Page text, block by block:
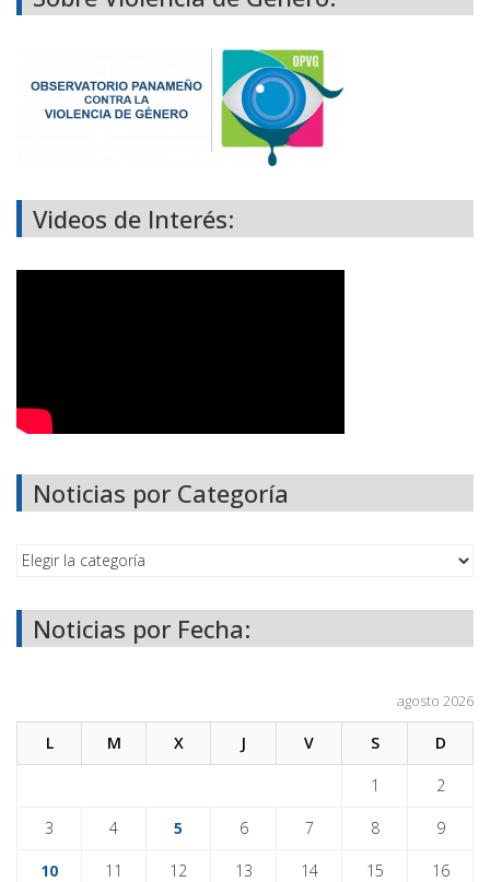
Videos de Interés:
Noticias por Categoría
Noticias por Fecha:
agosto 2026
L M X J V S D
1 2
3 4 5 6 7 8 9
10 11 12 13 14 15 16